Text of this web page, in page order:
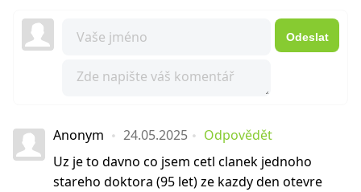
Odeslat
Anonym 24.05.2025
Odpovědět
Uz je to davno co jsem cetl clanek jednoho
stareho doktora (95 let) ze kazdy den otevre